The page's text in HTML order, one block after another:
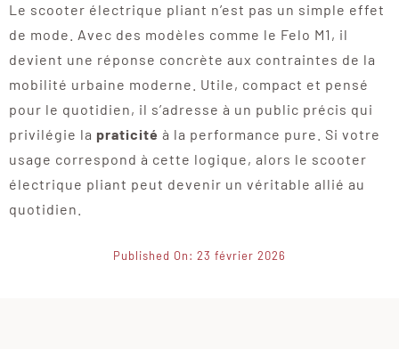
Le scooter électrique pliant n’est pas un simple effet
de mode. Avec des modèles comme le Felo M1, il
devient une réponse concrète aux contraintes de la
mobilité urbaine moderne. Utile, compact et pensé
pour le quotidien, il s’adresse à un public précis qui
privilégie la praticité à la performance pure. Si votre
usage correspond à cette logique, alors le scooter
électrique pliant peut devenir un véritable allié au
quotidien.
Published On: 23 février 2026